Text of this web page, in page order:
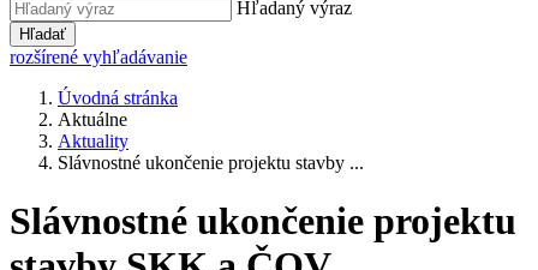
Hľadaný výraz
Hľadať
rozšírené vyhľadávanie
Úvodná stránka
Aktuálne
Aktuality
Slávnostné ukončenie projektu stavby ...
Slávnostné ukončenie projektu